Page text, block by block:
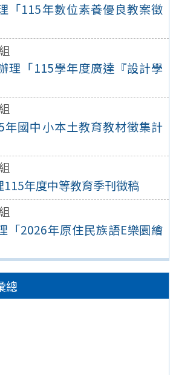
「115年數位素養優良教案徵
理「115學年度廣達『設計學
年國中小本土教育教材徵集計
年度中等教育季刊徵稿
「2026年原住民族語E樂園繪
總